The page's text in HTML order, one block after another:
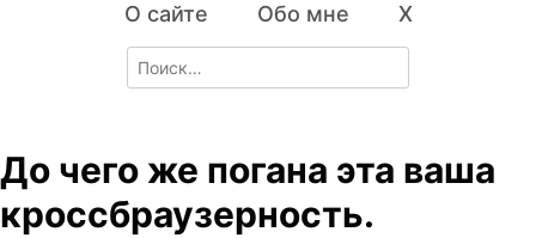
О сайте Обо мне X
Search
for:
До чего же погана эта ваша
кроссбраузерность.